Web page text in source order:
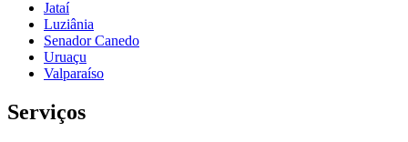
Jataí
Luziânia
Senador Canedo
Uruaçu
Valparaíso
Serviços